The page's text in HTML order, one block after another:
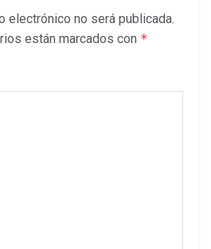
electrónico no será publicada.
están marcados con *